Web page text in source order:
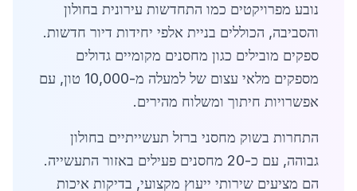
נובע מפרויקטים כמו התחדשות עירונית בחולון
והסביבה, הכוללים בניית אלפי יחידות דיור חדשות.
ספקים מובילים כגון מחסנים מקומיים גדולים
מספקים מלאי עצום של למעלה מ-10,000 טון, עם
אפשרויות חיתוך ומשלוח מהירים.
התחרות בשוק מחסני ברזל תעשייתיים בחולון
גבוהה, עם כ-20 מחסנים פעילים באזור התעשייה.
הם מציעים שירותי ייעוץ מקצועי, בדיקות איכות